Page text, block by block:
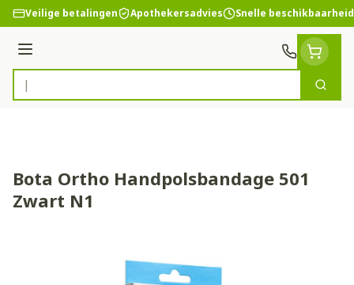
Ga naar de inhoud
Veilige betalingen Apothekersadvies Snelle beschikbaarheid
Menu
Product, merk, categorie...
Zoek
Bota Ortho Handpolsbandage 501
Zwart N1